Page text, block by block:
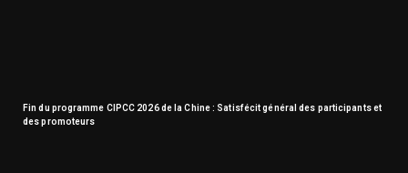
Fin du programme CIPCC 2026 de la Chine : Satisfécit général des participants et
des promoteurs